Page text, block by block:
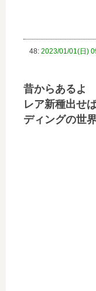
48: 2023/01/01(日)
昔からあるよ
レア新種出せ
ディングの世